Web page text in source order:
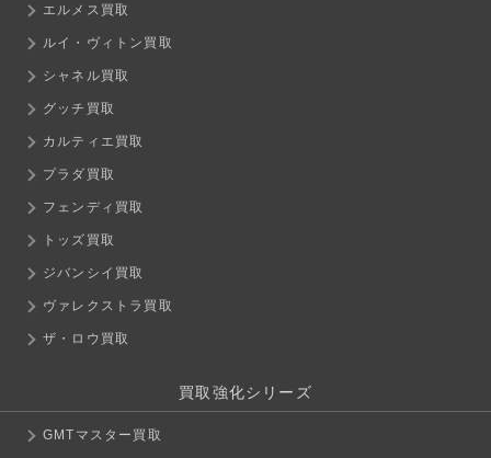
エルメス買取
ルイ・ヴィトン買取
シャネル買取
グッチ買取
カルティエ買取
プラダ買取
フェンディ買取
トッズ買取
ジバンシイ買取
ヴァレクストラ買取
ザ・ロウ買取
買取強化シリーズ
GMTマスター買取